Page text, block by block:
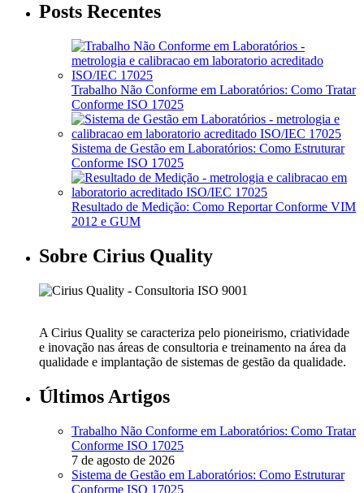
Posts Recentes
Trabalho Não Conforme em Laboratórios: Como Tratar
Conforme ISO 17025
Sistema de Gestão em Laboratórios: Como Estruturar
Conforme ISO 17025
Resultado de Medição: Como Reportar Conforme VIM
2012 e GUM
Sobre Cirius Quality
A Cirius Quality se caracteriza pelo pioneirismo, criatividade
e inovação nas áreas de consultoria e treinamento na área da
qualidade e implantação de sistemas de gestão da qualidade.
Últimos Artigos
Trabalho Não Conforme em Laboratórios: Como Tratar
Conforme ISO 17025
7 de agosto de 2026
Sistema de Gestão em Laboratórios: Como Estruturar
Conforme ISO 17025